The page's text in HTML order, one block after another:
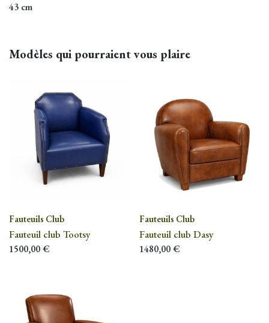
43 cm
Modèles qui pourraient vous plaire
Fauteuils Club
Fauteuil club Tootsy
1500,00€
Fauteuils Club
Fauteuil club Dasy
1480,00€